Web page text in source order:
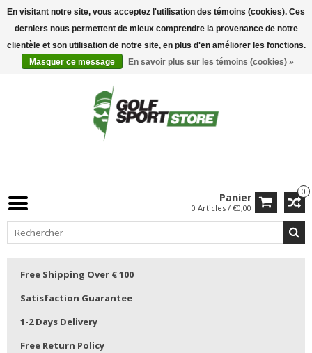
0
Panier
0 Articles / €0,00
Free Shipping Over € 100
Satisfaction Guarantee
1-2 Days Delivery
Free Return Policy
En visitant notre site, vous acceptez l'utilisation des témoins (cookies). Ces
derniers nous permettent de mieux comprendre la provenance de notre
clientèle et son utilisation de notre site, en plus d'en améliorer les fonctions.
Masquer ce message
En savoir plus sur les témoins (cookies) »